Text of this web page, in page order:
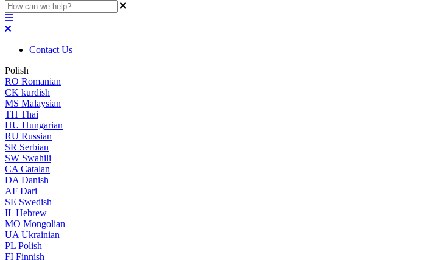
Contact Us
Polish
RO Romanian
CK kurdish
MS Malaysian
TH Thai
HU Hungarian
RU Russian
SR Serbian
SW Swahili
CA Catalan
DA Danish
AF Dari
SE Swedish
IL Hebrew
MO Mongolian
UA Ukrainian
PL Polish
FI Finnish